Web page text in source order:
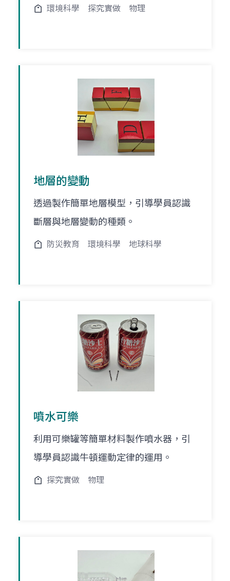
環境科學 探究實做 物理
地層的變動
透過製作簡單地層模型，引導學員認識
斷層與地層變動的種類。
防災教育 環境科學 地球科學
噴水可樂
利用可樂罐等簡單材料製作噴水器，引
導學員認識牛頓運動定律的運用。
探究實做 物理